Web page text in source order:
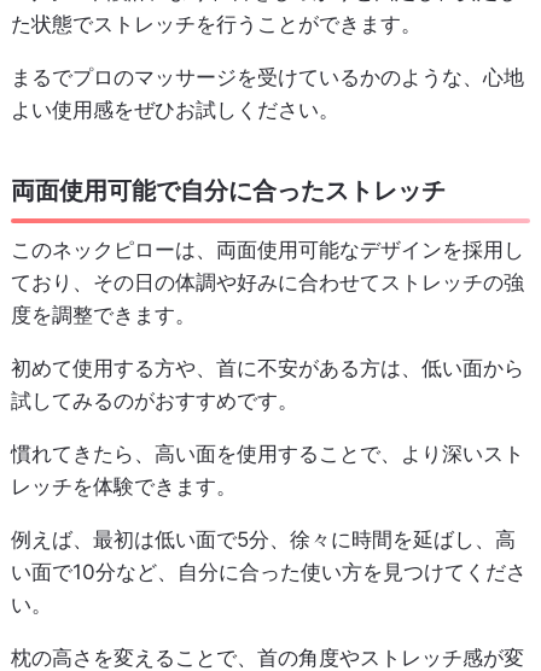
た状態でストレッチを行うことができます。
まるでプロのマッサージを受けているかのような、心地
よい使用感をぜひお試しください。
両面使用可能で自分に合ったストレッチ
このネックピローは、両面使用可能なデザインを採用し
ており、その日の体調や好みに合わせてストレッチの強
度を調整できます。
初めて使用する方や、首に不安がある方は、低い面から
試してみるのがおすすめです。
慣れてきたら、高い面を使用することで、より深いスト
レッチを体験できます。
例えば、最初は低い面で5分、徐々に時間を延ばし、高
い面で10分など、自分に合った使い方を見つけてくださ
い。
枕の高さを変えることで、首の角度やストレッチ感が変